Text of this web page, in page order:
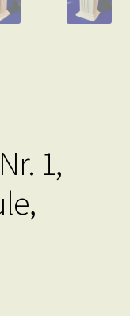
1,